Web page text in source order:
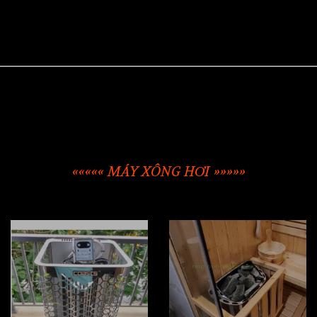
««««« MÁY XÔNG HƠI »»»»»